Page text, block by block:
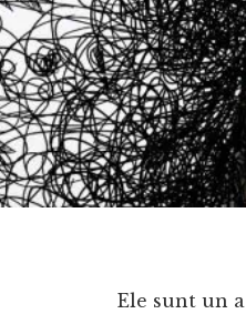
Ele sunt un